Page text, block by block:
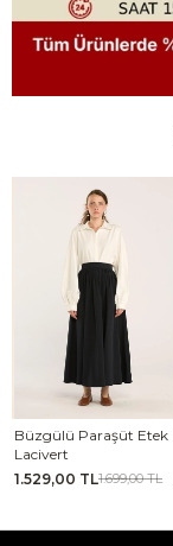
Büzgülü Paraşüt Etek
Lacivert
1.529,00 TL1.699,00 TL